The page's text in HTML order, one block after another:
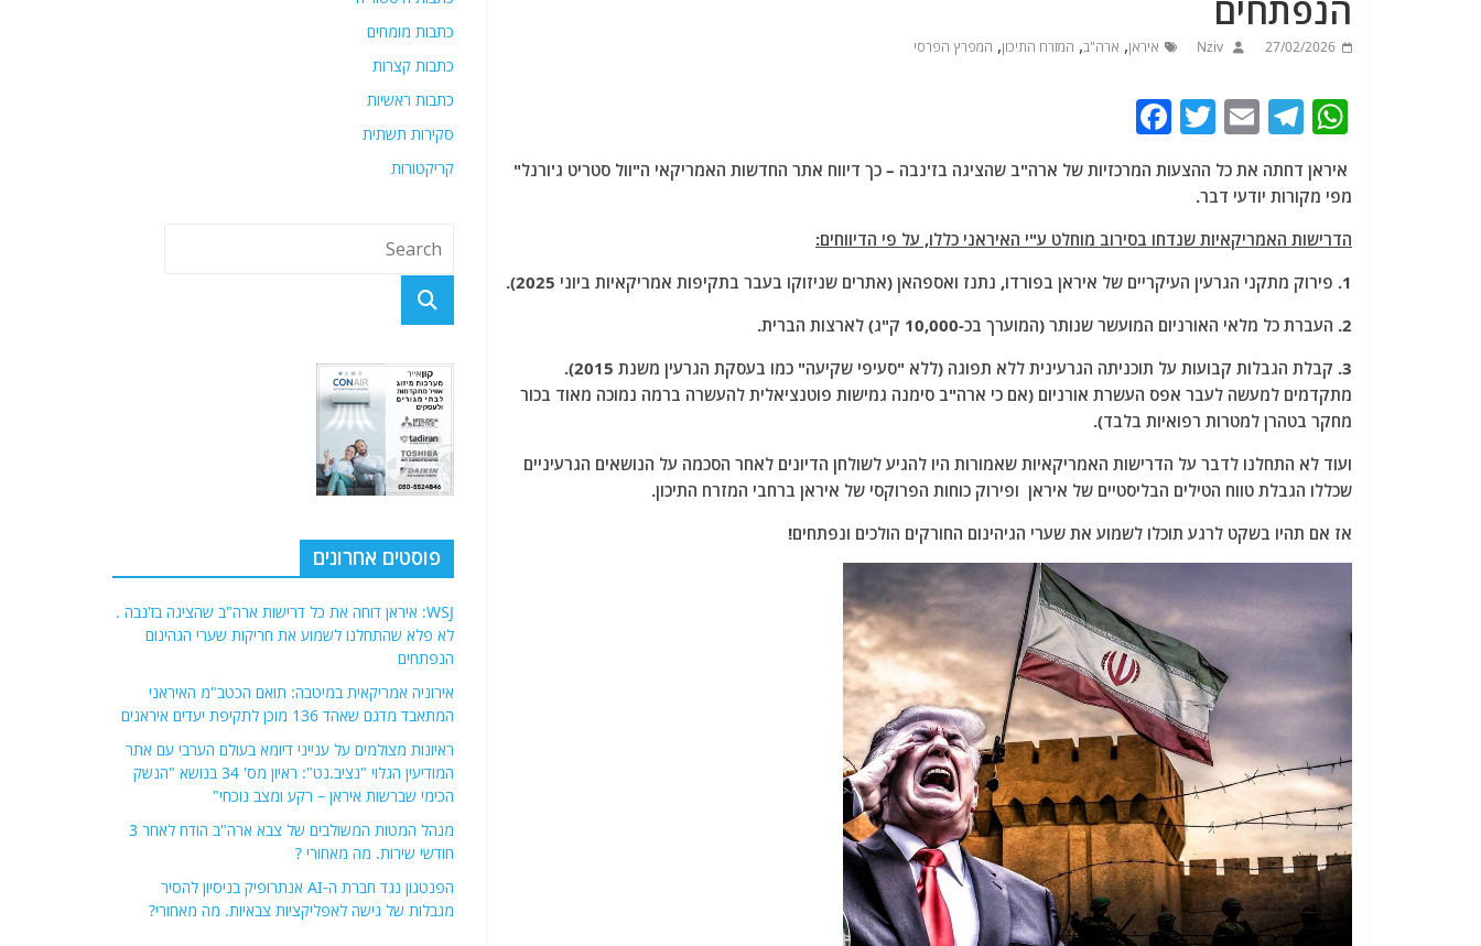
הנפתחים
27/02/2026
Nziv איראן, ארה"ב, המזרח התיכון, המפרץ הפרסי
W
at
s
A
p
p
T
e
g
ra
m
E
m
ai
l
T
itt
er
c
e
b
o
o
k
איראן דחתה את כל ההצעות המרכזיות של ארה"ב שהציגה בז'נבה – כך דיווח אתר החדשות האמריקאי ה"וול סטריט ג'ורנל"
מפי מקורות יודעי דבר.
הדרישות האמריקאיות שנדחו בסירוב מוחלט ע"י האיראני כללו, על פי הדיווחים:
1. פירוק מתקני הגרעין העיקריים של איראן בפורדו, נתנז ואספהאן (אתרים שניזוקו בעבר בתקיפות אמריקאיות ביוני 2025).
2. העברת כל מלאי האורניום המועשר שנותר (המוערך בכ-10,000 ק"ג) לארצות הברית.
3. קבלת הגבלות קבועות על תוכניתה הגרעינית ללא תפוגה (ללא "סעיפי שקיעה" כמו בעסקת הגרעין משנת 2015).
מתקדמים למעשה לעבר אפס העשרת אורניום (אם כי ארה"ב סימנה גמישות פוטנציאלית להעשרה ברמה נמוכה מאוד בכור
מחקר בטהרן למטרות רפואיות בלבד).
ועוד לא התחלנו לדבר על הדרישות האמריקאיות שאמורות היו להגיע לשולחן הדיונים לאחר הסכמה על הנושאים הגרעיניים
שכללו הגבלת טווח הטילים הבליסטיים של איראן ופירוק כוחות הפרוקסי של איראן ברחבי המזרח התיכון.
אז אם תהיו בשקט לרגע תוכלו לשמוע את שערי הגיהינום החורקים הולכים ונפתחים!
כתבות מומחים
כתבות קצרות
כתבות ראשיות
סקירות תשתית
קריקטורות
פוסטים אחרונים
WSJ: איראן דוחה את כל דרישות ארה"ב שהציגה בז'נבה .
לא פלא שהתחלנו לשמוע את חריקות שערי הגהינום
הנפתחים
אירוניה אמריקאית במיטבה: תואם הכטב"מ האיראני
המתאבד מדגם שאהד 136 מוכן לתקיפת יעדים איראנים
ראיונות מצולמים על ענייני דיומא בעולם הערבי עם אתר
המודיעין הגלוי "נציב.נט": ראיון מס' 34 בנושא "הנשק
הכימי שברשות איראן – רקע ומצב נוכחי"
מנהל המטות המשולבים של צבא ארה"ב הודח לאחר 3
חודשי שירות. מה מאחורי ?
הפנטגון נגד חברת ה-AI אנתרופיק בניסיון להסיר
מגבלות של גישה לאפליקציות צבאיות. מה מאחורי?